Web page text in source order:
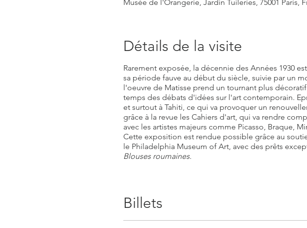
Musée de l'Orangerie, Jardin Tuileries, 75001 Paris,
Détails de la visite
Rarement exposée, la décennie des Années 1930
sa période fauve au début du siècle, suivie par un
l'oeuvre de Matisse prend un tournant plus
temps des débats d'idées sur l'art contemporain.
et surtout à Tahiti, ce qui va provoquer un
grâce à la revue les Cahiers d'art, qui va rendre
avec les artistes majeurs comme Picasso, Braque,
Cette exposition est rendue possible grâce au
le Philadelphia Museum of Art, avec des prêts
Blouses roumaines.
Billets